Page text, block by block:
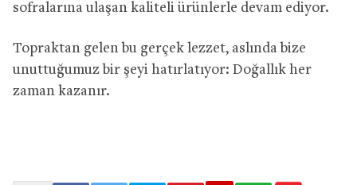
sofralarına ulaşan kaliteli ürünlerle devam ediyor.
Topraktan gelen bu gerçek lezzet, aslında bize
unuttuğumuz bir şeyi hatırlatıyor: Doğallık her
zaman kazanır.